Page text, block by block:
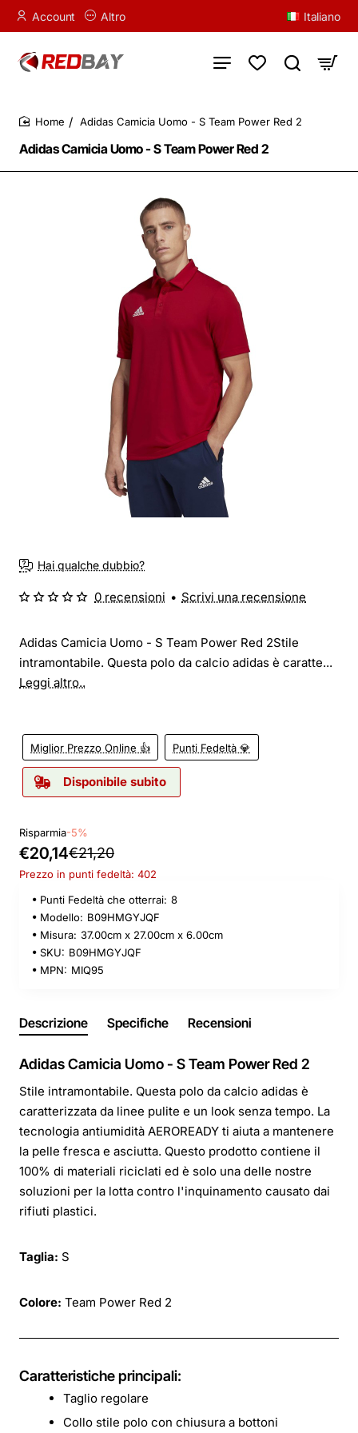
Account Altro Italiano
Adidas Camicia Uomo - S Team Power Red 2
Adidas Camicia Uomo - S Team Power Red 2
Hai qualche dubbio?
Adidas Camicia Uomo - S Team Power Red 2Stile
intramontabile. Questa polo da calcio adidas è caratte...
Leggi altro..
Miglior Prezzo Online 👍 Punti Fedeltà 💎
Disponibile subito
0 recensioni • Scrivi una recensione
Risparmia-5%
€20,14€21,20
Prezzo in punti fedeltà: 402
Punti Fedeltà che otterrai: 8
Modello: B09HMGYJQF
Misura: 37.00cm x 27.00cm x 6.00cm
SKU: B09HMGYJQF
MPN: MIQ95
Descrizione Specifiche Recensioni
Adidas Camicia Uomo - S Team Power Red 2
Stile intramontabile. Questa polo da calcio adidas è
caratterizzata da linee pulite e un look senza tempo. La
tecnologia antiumidità AEROREADY ti aiuta a mantenere
la pelle fresca e asciutta. Questo prodotto contiene il
100% di materiali riciclati ed è solo una delle nostre
soluzioni per la lotta contro l'inquinamento causato dai
rifiuti plastici.
Taglia: S
Colore: Team Power Red 2
Caratteristiche principali:
Taglio regolare
Collo stile polo con chiusura a bottoni